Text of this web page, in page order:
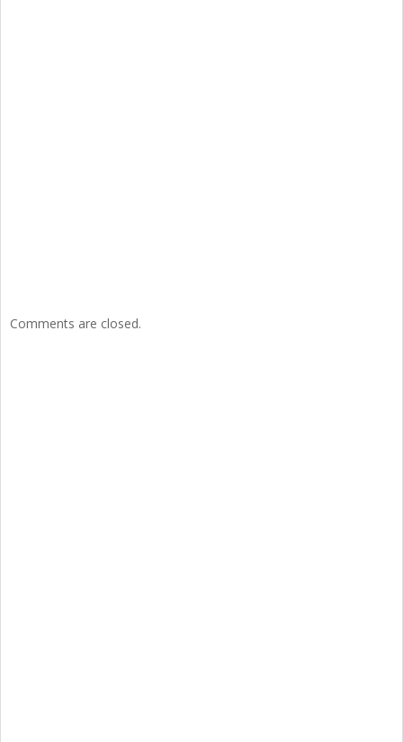
Comments are closed.